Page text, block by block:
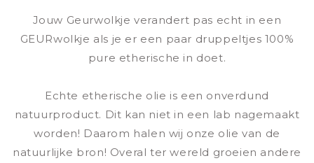
Jouw Geurwolkje verandert pas echt in een
GEURwolkje als je er een paar druppeltjes 100%
pure etherische in doet.
Echte etherische olie is een onverdund
natuurproduct. Dit kan niet in een lab nagemaakt
worden! Daarom halen wij onze olie van de
natuurlijke bron! Overal ter wereld groeien andere